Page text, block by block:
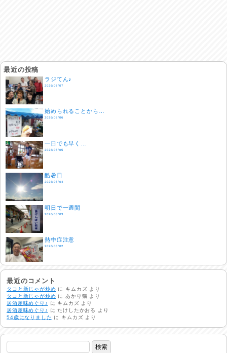
最近の投稿
ラジてん♪
2026/08/07
始められることから…
2026/08/06
一日でも早く…
2026/08/05
酷暑日
2026/08/04
明日で一週間
2026/08/03
熱中症注意
2026/08/02
非常時には…
2026/08/01
生活支援情報
2026/07/31
24時間体制
2026/07/30
最近のコメント
タコと新じゃが炒め に キムカズ より
タコと新じゃが炒め にあかり猫 より
居酒屋味めぐり♪
に キムカズ より
居酒屋味めぐり♪
にたけしたかおる
より
54歳になりました に キムカズ より